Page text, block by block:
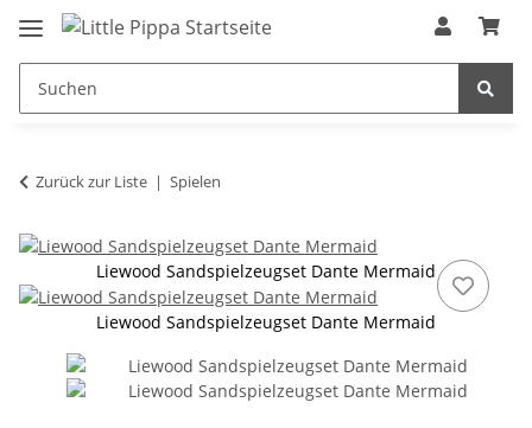
Zum Hauptinhalt springen
springen
Zurück zur Liste Spielen
Liewood Sandspielzeugset Dante Mermaid
Liewood Sandspielzeugset Dante Mermaid